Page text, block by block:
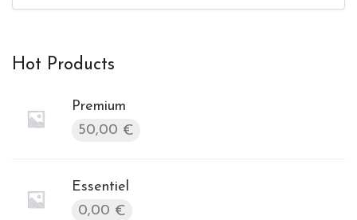
Hot Products
Premium
50,00 €
Essentiel
0,00 €